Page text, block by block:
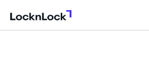
LocknLock